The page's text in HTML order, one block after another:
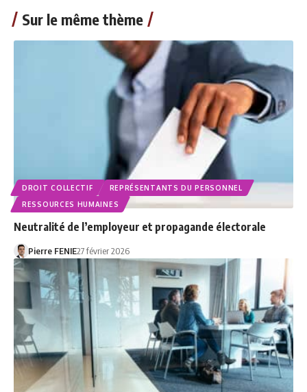
Sur le même thème
DROIT COLLECTIF
REPRÉSENTANTS DU PERSONNEL
RESSOURCES HUMAINES
Neutralité de l’employeur et propagande électorale
Pierre FENIE27 février 2026